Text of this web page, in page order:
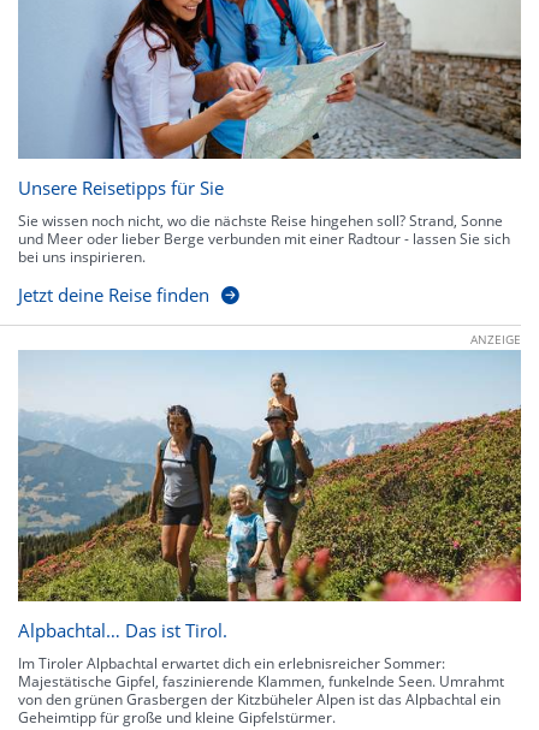
Unsere Reisetipps für Sie
Sie wissen noch nicht, wo die nächste Reise hingehen soll? Strand, Sonne
und Meer oder lieber Berge verbunden mit einer Radtour - lassen Sie sich
bei uns inspirieren.
Jetzt deine Reise finden
ANZEIGE
Alpbachtal… Das ist Tirol.
Im Tiroler Alpbachtal erwartet dich ein erlebnisreicher Sommer:
Majestätische Gipfel, faszinierende Klammen, funkelnde Seen. Umrahmt
von den grünen Grasbergen der Kitzbüheler Alpen ist das Alpbachtal ein
Geheimtipp für große und kleine Gipfelstürmer.